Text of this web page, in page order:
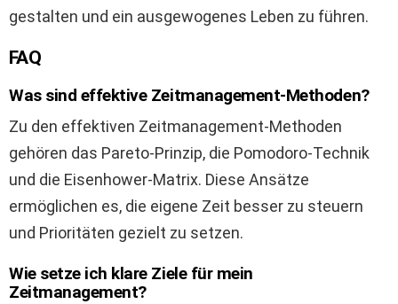
gestalten und ein ausgewogenes Leben zu führen.
FAQ
Was sind effektive Zeitmanagement-Methoden?
Zu den effektiven Zeitmanagement-Methoden
gehören das Pareto-Prinzip, die Pomodoro-Technik
und die Eisenhower-Matrix. Diese Ansätze
ermöglichen es, die eigene Zeit besser zu steuern
und Prioritäten gezielt zu setzen.
Wie setze ich klare Ziele für mein
Zeitmanagement?